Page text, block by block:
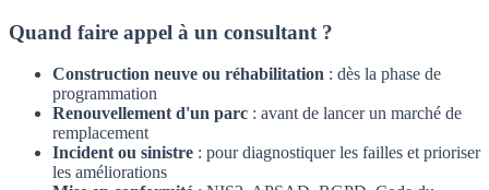
Quand faire appel à un consultant ?
Construction neuve ou réhabilitation : dès la phase de
programmation
Renouvellement d'un parc : avant de lancer un marché de
remplacement
Incident ou sinistre : pour diagnostiquer les failles et prioriser
les améliorations